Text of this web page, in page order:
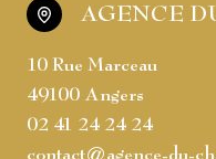
AGENCE
02 41 24 24 24
contact@agence-du-
10 Rue Marceau
49100 Angers